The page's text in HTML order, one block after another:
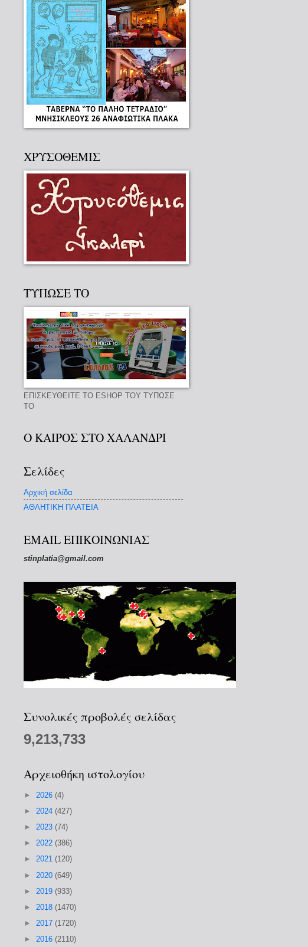
ΧΡΥΣΟΘΕΜΙΣ
ΤΥΠΩΣΕ ΤΟ
ΕΠΙΣΚΕΥΘΕΙΤΕ ΤΟ ESHOP ΤΟΥ ΤΥΠΩΣΕ
ΤΟ
Ο ΚΑΙΡΟΣ ΣΤΟ ΧΑΛΑΝΔΡΙ
Σελίδες
Αρχική σελίδα
ΑΘΛΗΤΙΚΗ ΠΛΑΤΕΙΑ
EMAIL ΕΠΙΚΟΙΝΩΝΙΑΣ
stinplatia@gmail.com
Συνολικές προβολές σελίδας
9,213,733
Αρχειοθήκη ιστολογίου
► 2026 (4)
► 2024 (427)
► 2023 (74)
► 2022 (386)
► 2021 (120)
► 2020 (649)
► 2019 (933)
► 2018 (1470)
► 2017 (1720)
► 2016 (2110)